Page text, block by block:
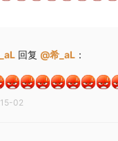
回复 @希_aL ：
02